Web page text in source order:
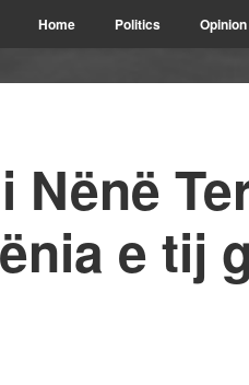
Home Politics Opinion
e tij